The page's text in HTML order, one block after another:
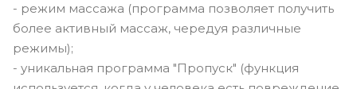
- режим массажа (программа позволяет получить
более активный массаж, чередуя различные
режимы);
- уникальная программа "Пропуск" (функция